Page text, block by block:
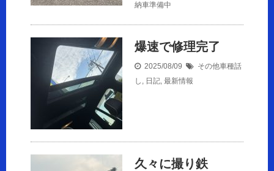
納車準備中
爆速で修理完了
2025/08/09
その他車種話
し , 日記, 最新情報
久々に撮り鉄